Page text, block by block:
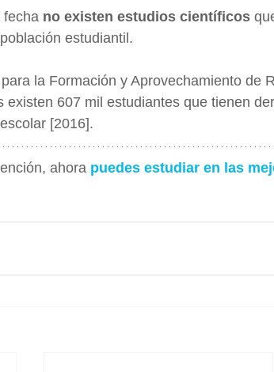
fecha no existen estudios científicos
estudiantil.
la Formación y Aprovechamiento de
existen 607 mil estudiantes que tienen
[2016].
ahora puedes estudiar en las